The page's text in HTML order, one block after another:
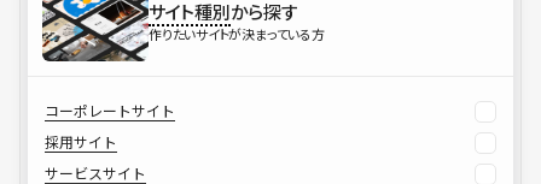
サイト種別から探す
作りたいサイトが決まっている方
コーポレートサイト
採用サイト
サービスサイト